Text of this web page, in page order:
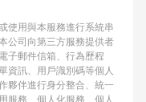
使用與本服務進行系統串
公司向第三方服務提供者
子郵件信箱、行為歷程
資訊、用戶識別碼等個人
夥伴進行身分整合、統一
服務、個人化服務、個人